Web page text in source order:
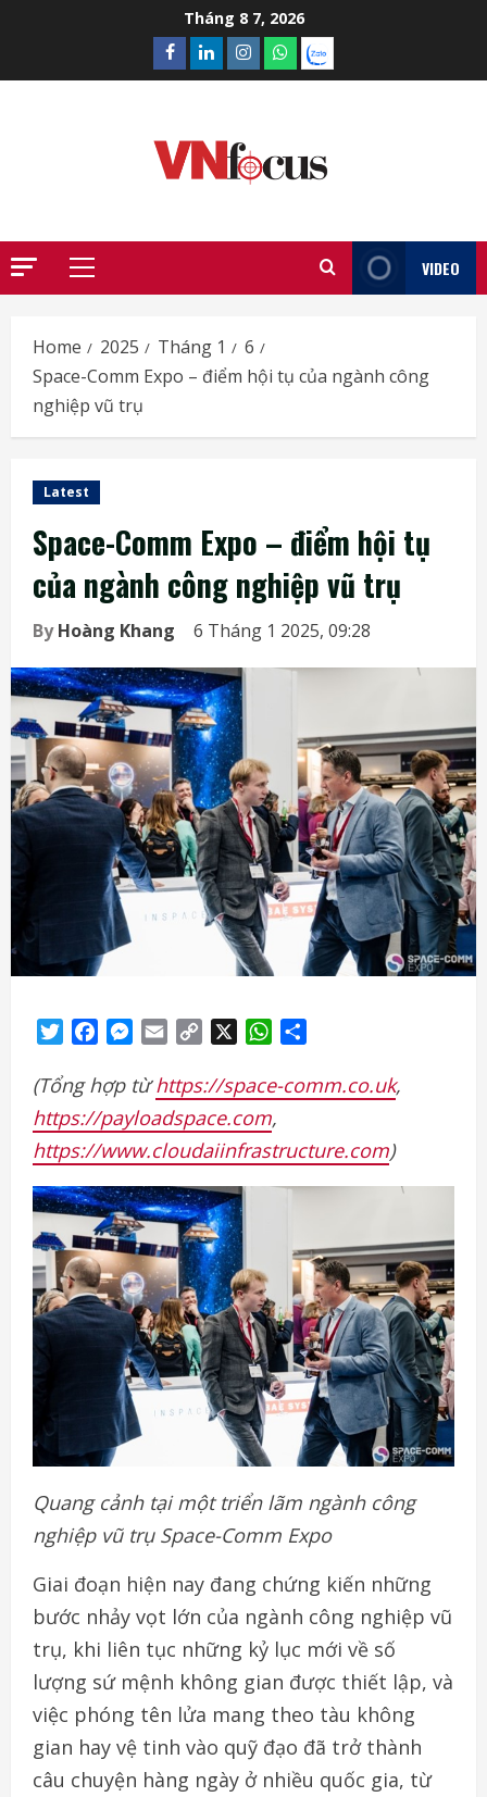
Tháng 8 7, 2026
Facebook
LinkedinInstagram
What’sapp
Zalo
Primary
VIDEO
Home 2025 Tháng 1
6
Space-Comm Expo – điểm hội tụ của ngành công
nghiệp vũ trụ
Latest
Space-Comm Expo – điểm hội tụ
của ngành công nghiệp vũ trụ
ByHoàng Khang 6 Tháng 1 2025, 09:28
TwitterFacebookMessenger
Email
Copy
WhatsApp
(Tổng hợp từhttps://space-comm.co.uk,
https://payloadspace.com,
https://www.cloudaiinfrastructure.com)
Quang cảnh tại một triển lãm ngành công
nghiệp vũ trụ Space-Comm Expo
Giai đoạn hiện nay đang chứng kiến những
bước nhảy vọt lớn của ngành công nghiệp vũ
trụ, khi liên tục những kỷ lục mới về số
lượng sứ mệnh không gian được thiết lập, và
việc phóng tên lửa mang theo tàu không
gian hay vệ tinh vào quỹ đạo đã trở thành
câu chuyện hàng ngày ở nhiều quốc gia, từ